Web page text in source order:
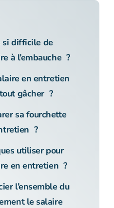
si difficile de
à l’embauche ?
en entretien
gâcher ?
sa fourchette
?
utiliser pour
en entretien ?
l’ensemble du
le salaire